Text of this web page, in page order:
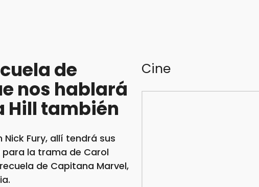
Cine
de
nos hablará
Hill también
Fury, allí tendrá sus
la trama de Carol
de Capitana Marvel,